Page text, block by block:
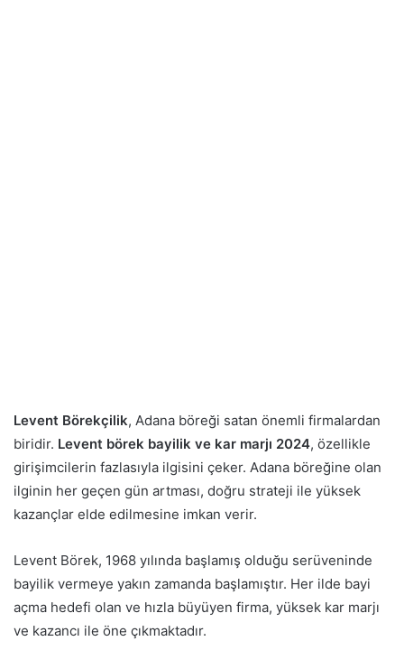
Levent Börekçilik, Adana böreği satan önemli firmalardan
biridir. Levent börek bayilik ve kar marjı 2024, özellikle
girişimcilerin fazlasıyla ilgisini çeker. Adana böreğine olan
ilginin her geçen gün artması, doğru strateji ile yüksek
kazançlar elde edilmesine imkan verir.
Levent Börek, 1968 yılında başlamış olduğu serüveninde
bayilik vermeye yakın zamanda başlamıştır. Her ilde bayi
açma hedefi olan ve hızla büyüyen firma, yüksek kar marjı
ve kazancı ile öne çıkmaktadır.